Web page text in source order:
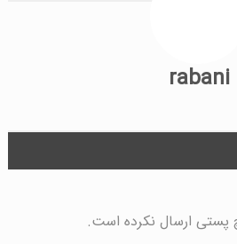
rabani
پستی ارسال نکرده است.